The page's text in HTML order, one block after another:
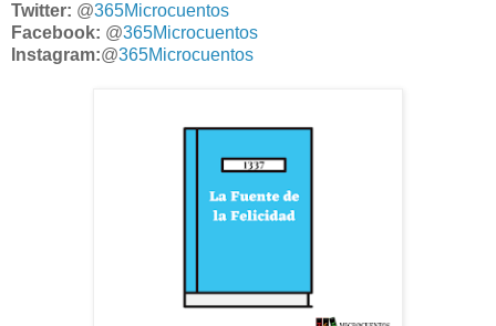
Twitter: @365Microcuentos
Facebook: @365Microcuentos
Instagram:@365Microcuentos